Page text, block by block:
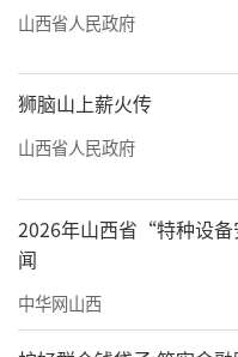
大同市西花园街道
山西省人民政府
狮脑山上薪火传
山西省人民政府
2026年山西省“特种设
闻
中华网山西